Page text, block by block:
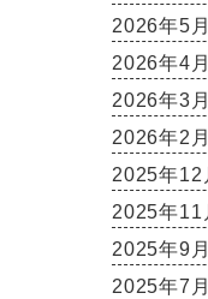
2026年5月
2026年4月
2026年3月
2026年2月
2025年12
2025年11
2025年9月
2025年7月